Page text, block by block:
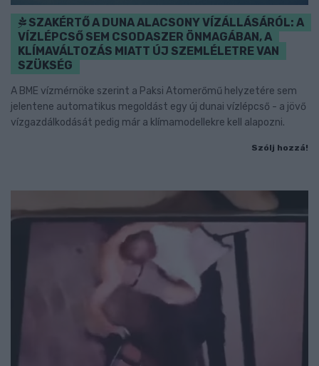
SZAKÉRTŐ A DUNA ALACSONY VÍZÁLLÁSÁRÓL: A
VÍZLÉPCSŐ SEM CSODASZER ÖNMAGÁBAN, A
KLÍMAVÁLTOZÁS MIATT ÚJ SZEMLÉLETRE VAN
SZÜKSÉG
A BME vízmérnöke szerint a Paksi Atomerőmű helyzetére sem
jelentene automatikus megoldást egy új dunai vízlépcső - a jövő
vízgazdálkodását pedig már a klímamodellekre kell alapozni.
Szólj hozzá!